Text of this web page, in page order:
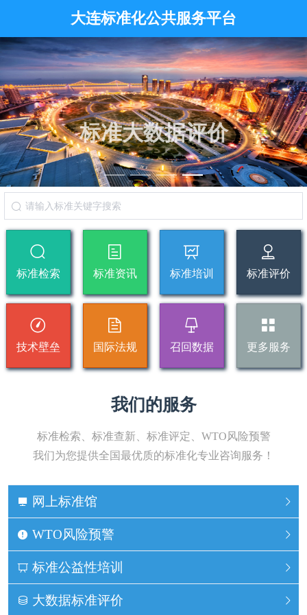
大连标准化公共服务平台
标准大数据评价
标准检索 标准资讯 标准培训 标准评价
技术壁垒 国际法规 召回数据 更多服务
我们的服务
标准检索、标准查新、标准评定、WTO风险预警
我们为您提供全国最优质的标准化专业咨询服务！
网上标准馆
WTO风险预警
标准公益性培训
大数据标准评价